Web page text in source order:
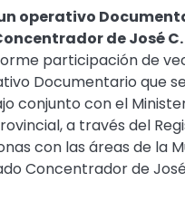
operativo
de José C.
participación de
Documentario que
conjunto con el
a través del
con las áreas de la
Concentrador de José